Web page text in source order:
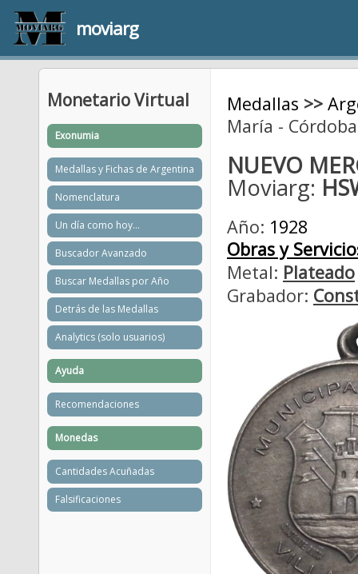
moviarg
Medallas >>
María - Córdoba
NUEVO
Moviarg:
Año: 1928
Obras y
Metal: Plateado
Grabador:
Monetario Virtual
Exonumia
Medallas y Fichas de Argentina
Nomenclatura
Un día como hoy...
Buscador Avanzado
Buscar Medallas por Año
Detrás de las Medallas
Analytics (solo usuarios)
Ayuda
Recomendaciones
Monedas
Cantidades Acuñadas
Falsificaciones